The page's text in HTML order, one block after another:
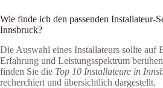
Wie finde ich den passenden Installateur-
Innsbruck?
Die Auswahl eines Installateurs sollte auf
Erfahrung und Leistungsspektrum
finden Sie die Top 10 Installateure in
recherchiert und übersichtlich dargestellt.